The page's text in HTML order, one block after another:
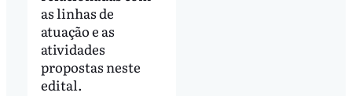
as linhas de
atuação e as
atividades
propostas neste
edital.